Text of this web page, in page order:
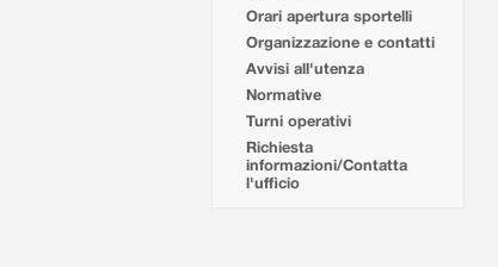
Orari apertura sportelli
Organizzazione e contatti
Avvisi all'utenza
Normative
Turni operativi
Richiesta
informazioni/Contatta
l'ufficio